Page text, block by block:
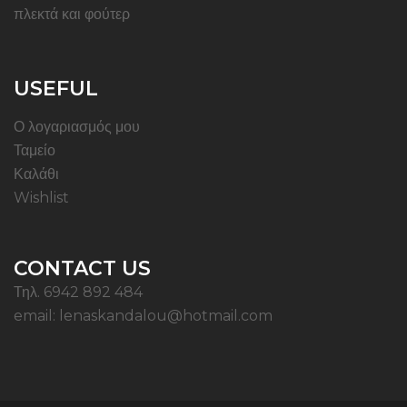
πλεκτά και φούτερ
USEFUL
Ο λογαριασμός μου
Ταμείο
Καλάθι
Wishlist
CONTACT US
Τηλ. 6942 892 484
email: lenaskandalou@hotmail.com